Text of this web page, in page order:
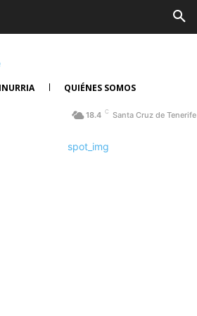
QUIÉNES SOMOS
18.4 C Santa Cruz de Tenerife